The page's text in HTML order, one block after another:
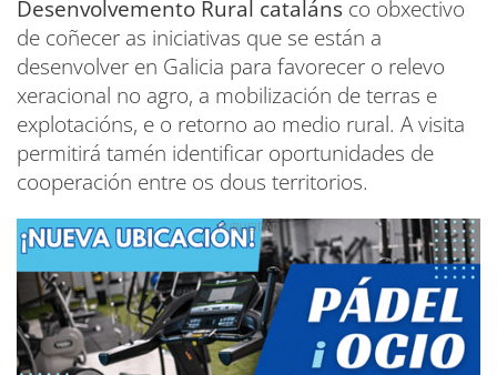
Desenvolvemento Rural cataláns co obxectivo
de coñecer as iniciativas que se están a
desenvolver en Galicia para favorecer o relevo
xeracional no agro, a mobilización de terras e
explotacións, e o retorno ao medio rural. A visita
permitirá tamén identificar oportunidades de
cooperación entre os dous territorios.